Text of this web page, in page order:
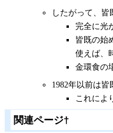
したがって、皆
完全に光
皆既の始
使えば、
金環食の
1982年以前は
これによ
関連ページ†